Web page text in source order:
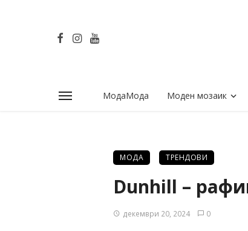
МодаМода Моден мозаик
МОДА ТРЕНДОВИ
Dunhill –
декември 20, 2024 0